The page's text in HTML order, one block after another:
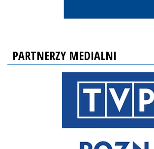
PARTNERZY MEDIALNI